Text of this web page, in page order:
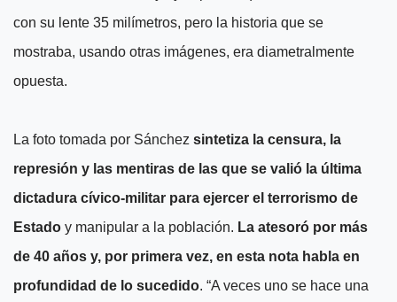
con su lente 35 milímetros, pero la historia que se
mostraba, usando otras imágenes, era diametralmente
opuesta.
La foto tomada por Sánchez sintetiza la censura, la
represión y las mentiras de las que se valió la última
dictadura cívico-militar para ejercer el terrorismo de
Estado y manipular a la población. La atesoró por más
de 40 años y, por primera vez, en esta nota habla en
profundidad de lo sucedido. “A veces uno se hace una